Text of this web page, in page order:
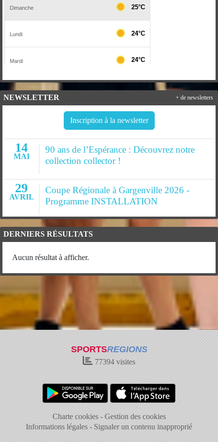
NEWSLETTER
Inscription à la newsletter
14
MAI
90 ans de l’Espérance : Découvrez notre
collection collector !
29
AVRIL
Coupe Régionale à Gargenville 2026 -
Programme INSTALLATION
+ de newsletters
DERNIERS RÉSULTATS
Aucun résultat à afficher.
SPORTSREGIONS
77394 visites
Charte cookies
Gestion des cookies
Informations légales
Signaler un contenu inapproprié